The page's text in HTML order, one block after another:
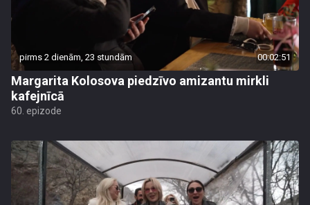
pirms 2 dienām, 23 stundām 00:02:51
Margarita Kolosova piedzīvo amizantu mirkli
kafejnīcā
60. epizode